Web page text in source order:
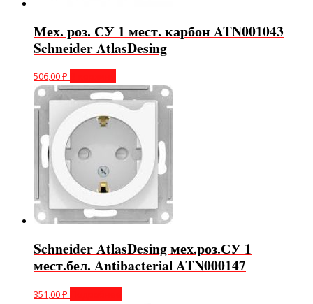
Мех. роз. СУ 1 мест. карбон ATN001043
Schneider AtlasDesing
506,00₽
Schneider AtlasDesing мех.роз.СУ 1
мест.бел. Antibacterial ATN000147
351,00₽